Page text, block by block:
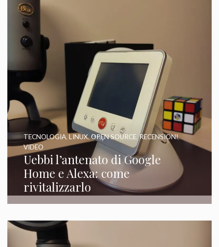
Uebbi l’antenato di Google
Home e Alexa: come
rivitalizzarlo
TECNOLOGIA ,LINUX,OPEN SOURCE ,RECENSIONI,
VIDEO